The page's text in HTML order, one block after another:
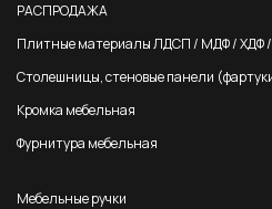
РАСПРОДАЖА
Плитные материалы ЛДСП / МДФ / ХДФ /
Столешницы, стеновые панели
Кромка мебельная
Фурнитура мебельная
Мебельные ручки